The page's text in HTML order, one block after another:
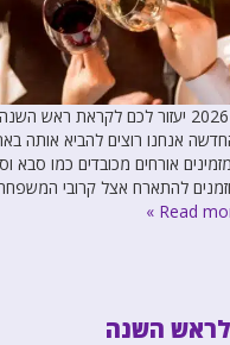
תפריט לראש השנה 2026 יעזור לכם
אנחנו רוצים להביא אותה
אורחים מכובדים כמו סבא
להתארח אצל קרובי
Read
השנה